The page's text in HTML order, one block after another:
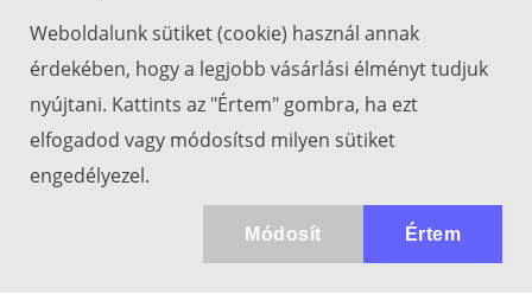
Weboldalunk sütiket (cookie) használ annak
érdekében, hogy a legjobb vásárlási élményt tudjuk
nyújtani. Kattints az "Értem" gombra, ha ezt
elfogadod vagy módosítsd milyen sütiket
engedélyezel.
Értem
Módosít